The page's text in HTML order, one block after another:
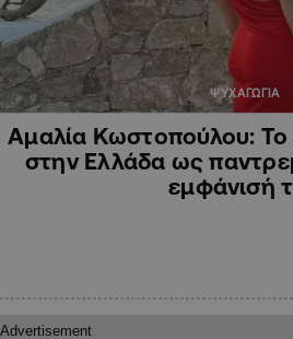
ΨΥΧΑΓΩΓΙΑ
Αμαλία Κωστοπούλου: Το
στην Ελλάδα ως
εμφάνισή